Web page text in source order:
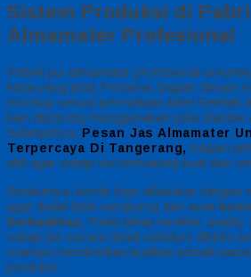
Sistem Produksi di
Almamater Profesional
Pabrik jas almamater profesional
kerja yang jelas Pertama, bagian desain
mockup sesuai permintaan klien Setelah
kain dipotong menggunakan pola standar
Selanjutnya, Pesan Jas Almamater
Terpercaya Di Tangerang, bagian
ahli agar setiap sisi terhubung kuat dan
Berikutnya, bordir logo dilakukan dengan
agar detail lebih sempurna dan awet
berkualitas, Pada tahap terakhir,
setiap jas secara detail sebelum dikirim
mampu memberikan kualitas terbaik
produksi